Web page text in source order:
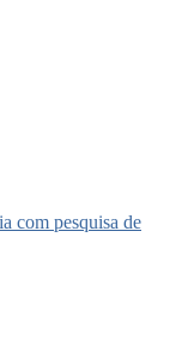
com pesquisa de